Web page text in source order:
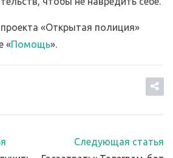
«Открытая полиция»
«Помощь».
Следующая статья